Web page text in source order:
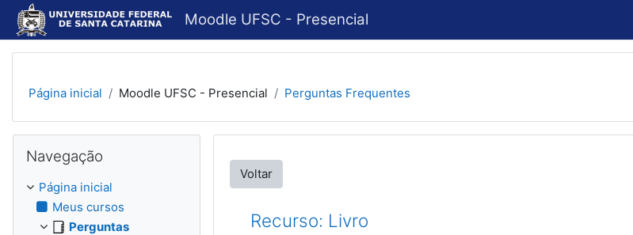
Ir para o conteúdo principal
Moodle UFSC - Presencial
Página inicial Moodle UFSC - Presencial Perguntas Frequentes
Voltar
Recurso: Livro
Navegação
Página inicial
Meus cursos
Perguntas